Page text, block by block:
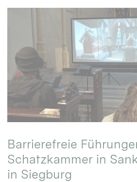
Barrierefreie
Schatzkammer in
in Siegburg